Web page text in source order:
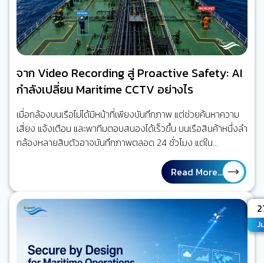
จาก Video Recording สู่ Proactive Safety: AI
กำลังเปลี่ยน Maritime CCTV อย่างไร
เมื่อกล้องบนเรือไม่ได้มีหน้าที่เพียงบันทึกภาพ แต่ช่วยค้นหาความ
เสี่ยง แจ้งเตือน และพาทีมตอบสนองได้เร็วขึ้น บนเรือสินค้าหนึ่งลำ
กล้องหลายสิบตัวอาจบันทึกภาพตลอด 24 ชั่วโมง แต่ใน
สถานการณ์จริง ไม่มีใครสามารถเฝ้าดูทุกจอพร้อมกันได้ตลอด
เวลา เมื่อเกิดเหตุ ผู้ปฏิบัติงานจึงมักย้อนกลับไปค้นหาวิดีโอเพื่อหา
คำตอบว่าเกิดอะไรขึ้น มากกว่า การได้รับการเตือนในขณะที่ความ
เสี่ยงกำลังก่อตัว ใจความสำคัญ คุณค่าของ Maritime AI
CCTV ไม่ได้อยู่ที่การมีกล้องมากขึ้น แต่อยู่ที่การลดเวลาจาก
“เหตุการณ์ที่จะเกิดขึ้น” ไปสู่ “คนที่เกี่ยวข้องรับรู้ได้เร็วขึ้นและรีบ
ลงมือจัดการ” ความเสี่ยงนั้น นี่คือจุดเปลี่ยนจาก Video
Recording…
Read More...